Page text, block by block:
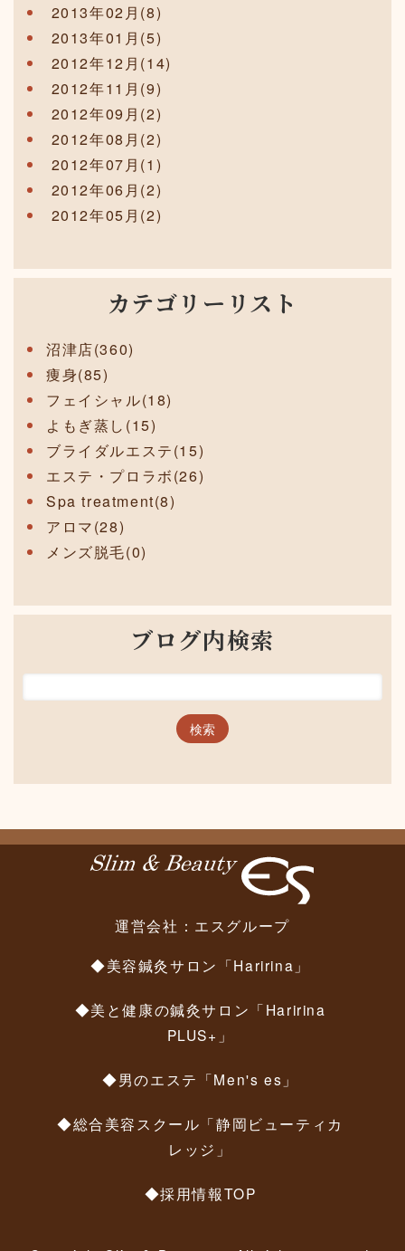
2013年02月(8)
2013年01月(5)
2012年12月(14)
2012年11月(9)
2012年09月(2)
2012年08月(2)
2012年07月(1)
2012年06月(2)
2012年05月(2)
カテゴリーリスト
沼津店(360)
痩身(85)
フェイシャル(18)
よもぎ蒸し(15)
ブライダルエステ(15)
エステ・プロラボ(26)
Spa treatment(8)
アロマ(28)
メンズ脱毛(0)
ブログ内検索
運営会社： エスグループ
◆美容鍼灸サロン「Haririna」
◆美と健康の鍼灸サロン「Haririna
PLUS+」
◆男のエステ「Men's es」
◆総合美容スクール「静岡ビューティカ
レッジ」
◆採用情報TOP